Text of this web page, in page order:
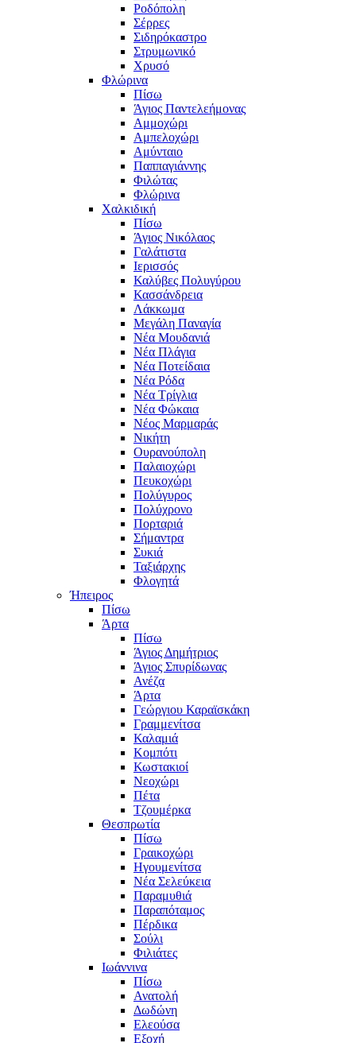
Ροδόπολη
Σέρρες
Σιδηρόκαστρο
Στρυμωνικό
Χρυσό
Φλώρινα
Πίσω
Άγιος Παντελεήμονας
Αμμοχώρι
Αμπελοχώρι
Αμύνταιο
Παππαγιάννης
Φιλώτας
Φλώρινα
Χαλκιδική
Πίσω
Άγιος Νικόλαος
Γαλάτιστα
Ιερισσός
Καλύβες Πολυγύρου
Κασσάνδρεια
Λάκκωμα
Μεγάλη Παναγία
Νέα Μουδανιά
Νέα Πλάγια
Νέα Ποτείδαια
Νέα Ρόδα
Νέα Τρίγλια
Νέα Φώκαια
Νέος Μαρμαράς
Νικήτη
Ουρανούπολη
Παλαιοχώρι
Πευκοχώρι
Πολύγυρος
Πολύχρονο
Πορταριά
Σήμαντρα
Συκιά
Ταξιάρχης
Φλογητά
Ήπειρος
Πίσω
Άρτα
Πίσω
Άγιος Δημήτριος
Άγιος Σπυρίδωνας
Ανέζα
Άρτα
Γεώργιου Καραϊσκάκη
Γραμμενίτσα
Καλαμιά
Κομπότι
Κωστακιοί
Νεοχώρι
Πέτα
Τζουμέρκα
Θεσπρωτία
Πίσω
Γραικοχώρι
Ηγουμενίτσα
Νέα Σελεύκεια
Παραμυθιά
Παραπόταμος
Πέρδικα
Σούλι
Φιλιάτες
Ιωάννινα
Πίσω
Ανατολή
Δωδώνη
Ελεούσα
Εξοχή